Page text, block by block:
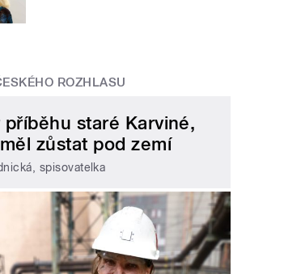
ROZHLASU
příběhu staré Karviné,
zůstat pod zemí
spisovatelka